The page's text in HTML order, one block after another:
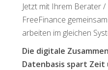
Jetzt mit Ihrem Berater
FreeFinance
arbeiten im gleichen
Die digitale
Datenbasis spart Zeit